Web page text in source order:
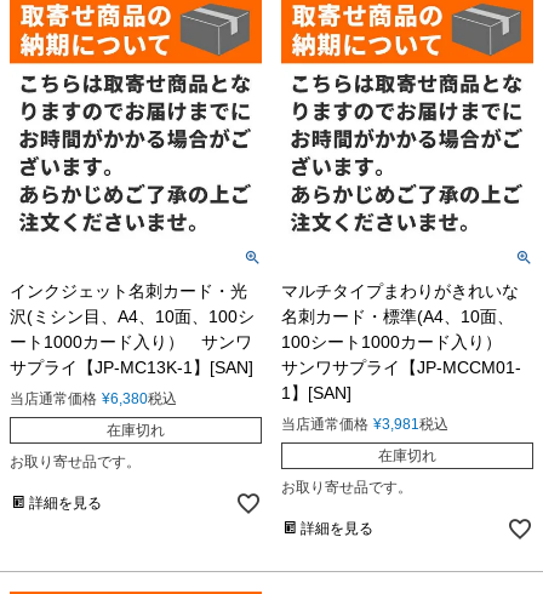
インクジェット名刺カード・光
沢(ミシン目、A4、10面、100シ
ート1000カード入り） サンワ
サプライ【JP-MC13K-1】[SAN]
当店通常価格 ¥6,380税込
在庫切れ
お取り寄せ品です。
詳細を見る
マルチタイプまわりがきれいな
名刺カード・標準(A4、10面、
100シート1000カード入り）
サンワサプライ【JP-MCCM01-
1】[SAN]
当店通常価格 ¥3,981税込
在庫切れ
お取り寄せ品です。
詳細を見る